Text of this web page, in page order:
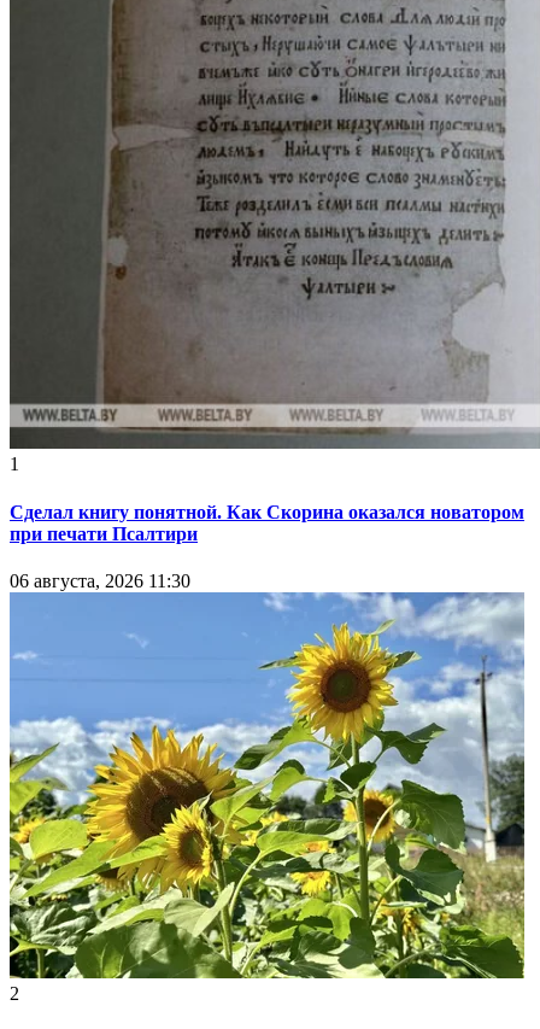
1
Сделал книгу понятной. Как Скорина оказался новатором
при печати Псалтири
06 августа, 2026 11:30
2